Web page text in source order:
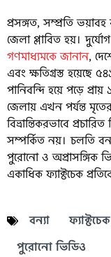
প্রসঙ্গত, সম্প্রতি ভয়াবহ
জেলা প্লাবিত হয়।
গণমাধ্যমকে জানান,
এবং ক্ষতিগ্রস্ত হয়েছে
পানিবন্দি হয়ে পড়ে
জেলায় এখন পর্যন্ত
বিভ্রান্তিকরভাবে
সম্পর্কিত নয়। চলতি
পুরোনো ও অপ্রাসঙ্গিক
একাধিক ফ্যাক্টচেক
বন্যা
পুরোনো ভিডিও